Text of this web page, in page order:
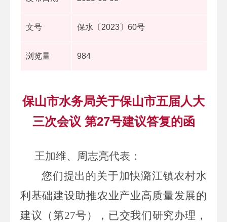
文号 保水〔2023〕60号
浏览量 984
保山市水务局关于保山市五届人大
三次会议 第27号建议答复的函
王加维、周志亮代表：
您们提出的关于加快潞江镇农村水
利基础建设助推农业产业高质量发展的
建议（ 第27号），已交我们研究办理，